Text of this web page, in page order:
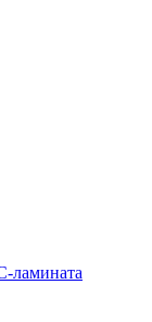
ламината